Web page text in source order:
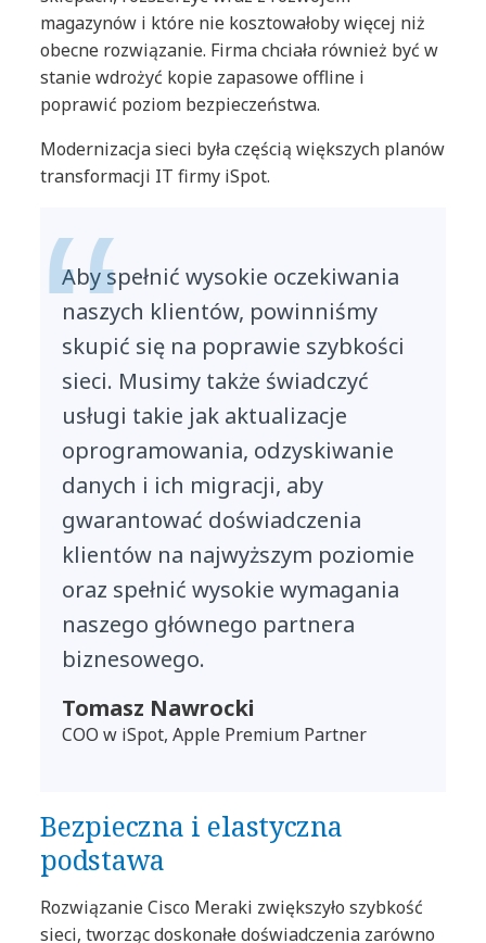
magazynów i które nie kosztowałoby więcej niż
obecne rozwiązanie. Firma chciała również być w
stanie wdrożyć kopie zapasowe offline i
poprawić poziom bezpieczeństwa.
Modernizacja sieci była częścią większych planów
transformacji IT firmy iSpot.
Aby spełnić wysokie oczekiwania
naszych klientów, powinniśmy
skupić się na poprawie szybkości
sieci. Musimy także świadczyć
usługi takie jak aktualizacje
oprogramowania, odzyskiwanie
danych i ich migracji, aby
gwarantować doświadczenia
klientów na najwyższym poziomie
oraz spełnić wysokie wymagania
naszego głównego partnera
biznesowego.
Tomasz Nawrocki
COO w iSpot, Apple Premium Partner
Bezpieczna i elastyczna
podstawa
Rozwiązanie Cisco Meraki zwiększyło szybkość
sieci, tworząc doskonałe doświadczenia zarówno